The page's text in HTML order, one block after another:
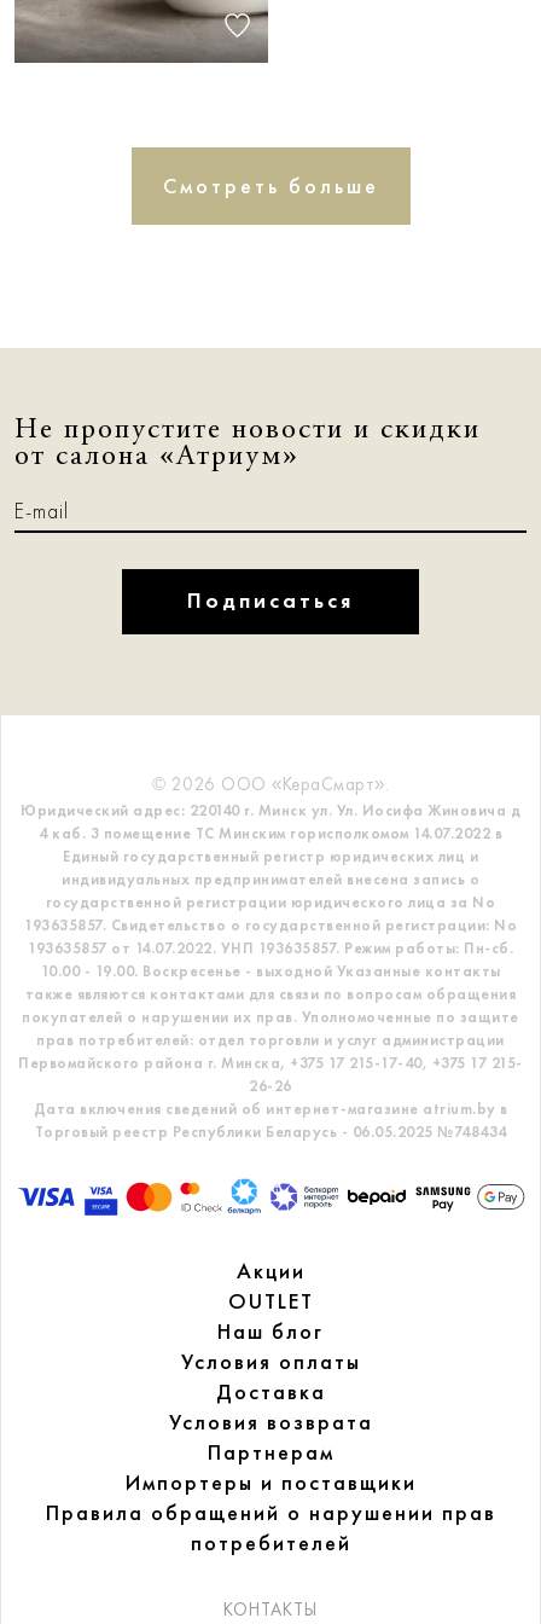
Смотреть больше
Не пропустите новости и скидки
от салона «Атриум»
Подписаться
© 2026 ООО «КераСмарт».
Юридический адрес: 220140 г. Минск ул. Ул. Иосифа Жиновича д
4 каб. 3 помещение ТС Минским горисполкомом 14.07.2022 в
Единый государственный регистр юридических лиц и
индивидуальных предпринимателей внесена запись о
государственной регистрации юридического лица за No
193635857. Свидетельство о государственной регистрации: No
193635857 от 14.07.2022. УНП 193635857. Режим работы: Пн-сб.
10.00 - 19.00. Воскресенье - выходной Указанные контакты
также являются контактами для связи по вопросам обращения
покупателей о нарушении их прав. Уполномоченные по защите
прав потребителей: отдел торговли и услуг администрации
Первомайского района г. Минска, +375 17 215-17-40, +375 17 215-
26-26
Дата включения сведений об интернет-магазине atrium.by в
Торговый реестр Республики Беларусь - 06.05.2025 №748434
Акции
OUTLET
Наш блог
Условия оплаты
Доставка
Условия возврата
Партнерам
Импортеры и поставщики
Правила обращений о нарушении прав
потребителей
КОНТАКТЫ